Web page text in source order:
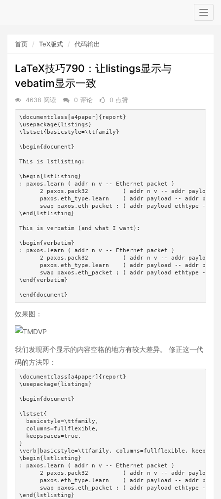
首页 TeX版式 代码输出
LaTeX技巧790：让listings显示与
vebatim显示一致
4638 阅读 0 评论 0 点赞
\documentclass[a4paper]{report}
\usepackage{listings}
\lstset{basicstyle=\ttfamily}
\begin{document}
This is lstlisting:
\begin{lstlisting}
: paxos.learn ( addr n v -- Ethernet packet )
2 paxos.pack32          ( addr n v -- addr payload )
paxos.eth_type.learn    ( addr payload -- addr
swap paxos.eth_packet ; ( addr payload ethtype --
\end{lstlisting}
This is verbatim (and what I want):
\begin{verbatim}
: paxos.learn ( addr n v -- Ethernet packet )
2 paxos.pack32          ( addr n v -- addr payload )
paxos.eth_type.learn    ( addr payload -- addr
swap paxos.eth_packet ; ( addr payload ethtype --
\end{verbatim}
\end{document}
效果图：
我们发现两个显示的内容空格的地方有较大差异。 修正这一代
码的方法即：
\documentclass[a4paper]{report}
\usepackage{listings}
\begin{document}
\lstset{
basicstyle=\ttfamily,
columns=fullflexible,
keepspaces=true,
}
\verb|basicstyle=\ttfamily, columns=fullflexible,
\begin{lstlisting}
: paxos.learn ( addr n v -- Ethernet packet )
2 paxos.pack32          ( addr n v -- addr payload )
paxos.eth_type.learn    ( addr payload -- addr
swap paxos.eth_packet ; ( addr payload ethtype --
\end{lstlisting}